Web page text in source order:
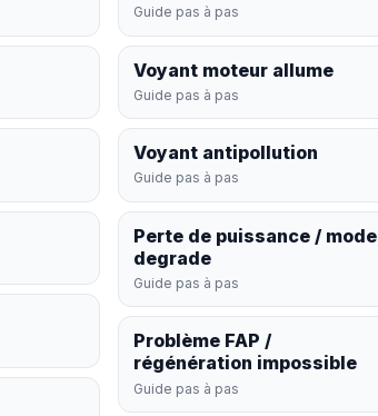
Guide pas à pas
Voyant moteur allume
Guide pas à pas
Voyant antipollution
Guide pas à pas
Perte de puissance / mode
degrade
Guide pas à pas
Problème FAP /
régénération impossible
Guide pas à pas